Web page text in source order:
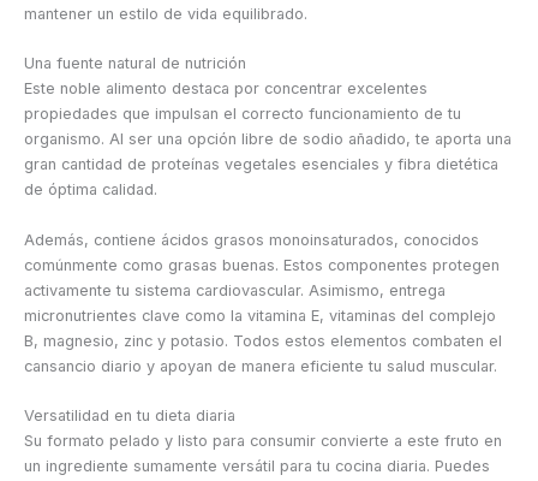
mantener un estilo de vida equilibrado.
Una fuente natural de nutrición
Este noble alimento destaca por concentrar excelentes
propiedades que impulsan el correcto funcionamiento de tu
organismo. Al ser una opción libre de sodio añadido, te aporta una
gran cantidad de proteínas vegetales esenciales y fibra dietética
de óptima calidad.
Además, contiene ácidos grasos monoinsaturados, conocidos
comúnmente como grasas buenas. Estos componentes protegen
activamente tu sistema cardiovascular. Asimismo, entrega
micronutrientes clave como la vitamina E, vitaminas del complejo
B, magnesio, zinc y potasio. Todos estos elementos combaten el
cansancio diario y apoyan de manera eficiente tu salud muscular.
Versatilidad en tu dieta diaria
Su formato pelado y listo para consumir convierte a este fruto en
un ingrediente sumamente versátil para tu cocina diaria. Puedes